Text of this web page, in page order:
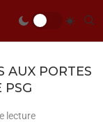
AUX PORTES
PSG
lecture